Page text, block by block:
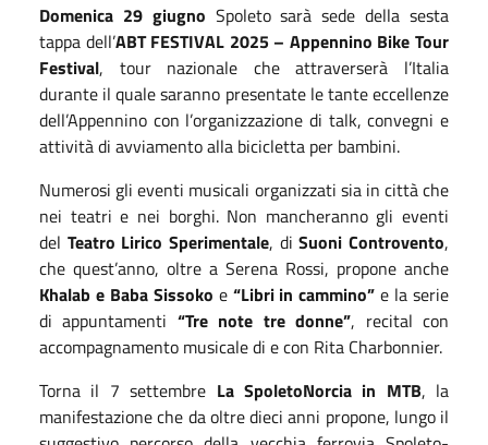
Domenica 29 giugno Spoleto sarà sede della sesta
tappa dell’ABT FESTIVAL 2025 – Appennino Bike Tour
Festival, tour nazionale che attraverserà l’Italia
durante il quale saranno presentate le tante eccellenze
dell’Appennino con l’organizzazione di talk, convegni e
attività di avviamento alla bicicletta per bambini.
Numerosi gli eventi musicali organizzati sia in città che
nei teatri e nei borghi. Non mancheranno gli eventi
del Teatro Lirico Sperimentale, diSuoni Controvento,
che quest’anno, oltre a Serena Rossi, propone anche
Khalab e Baba Sissoko e “Libri in cammino” e la serie
di appuntamenti “Tre note tre donne”, recital con
accompagnamento musicale di e con Rita Charbonnier.
Torna il 7 settembre La SpoletoNorcia in MTB, la
manifestazione che da oltre dieci anni propone, lungo il